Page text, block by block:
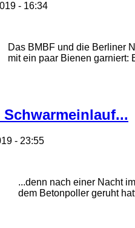
- 16:34
Das BMBF und die Berliner
mit ein paar Bienen garniert:
- 23:55
...denn nach einer Nacht
dem Betonpoller geruht